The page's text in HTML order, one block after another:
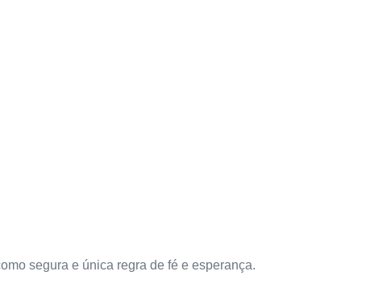
segura e única regra de fé e esperança.